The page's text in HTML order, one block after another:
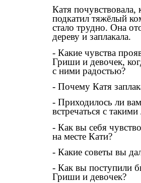
Катя почувствовала,
подкатил тяжёлый
стало трудно. Она
дереву и заплакала.
- Какие чувства
Гриши и девочек,
с ними радостью?
- Почему Катя
- Приходилось ли
встречаться с
- Как вы себя
на месте Кати?
- Какие советы вы
- Как вы поступили
Гриши и девочек?